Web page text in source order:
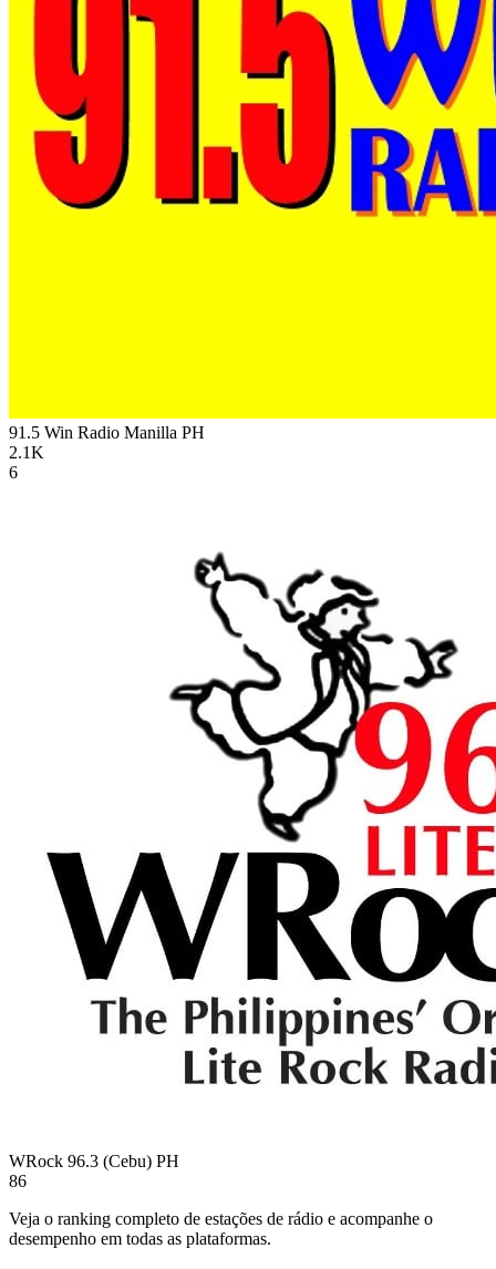
91.5 Win Radio Manilla PH
2.1K
6
WRock 96.3 (Cebu) PH
86
Veja o ranking completo de estações de rádio e acompanhe o
desempenho em todas as plataformas.